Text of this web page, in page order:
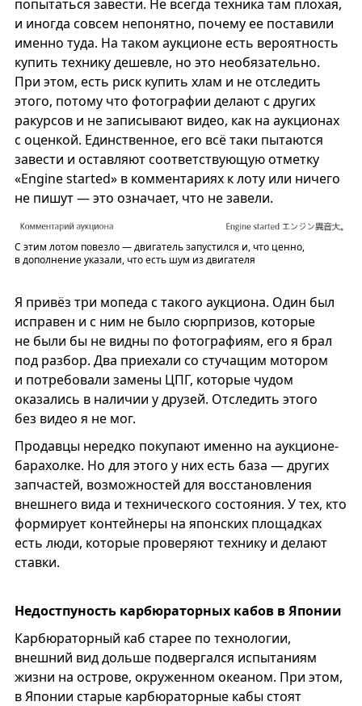
попытаться завести. Не всегда техника там плохая,
и иногда совсем непонятно, почему ее поставили
именно туда. На таком аукционе есть вероятность
купить технику дешевле, но это необязательно.
При этом, есть риск купить хлам и не отследить
этого, потому что фотографии делают с других
ракурсов и не записывают видео, как на аукционах
с оценкой. Единственное, его всё таки пытаются
завести и оставляют соответствующую отметку
«Engine started» в комментариях к лоту или ничего
не пишут — это означает, что не завели.
С этим лотом повезло — двигатель запустился и, что ценно,
в дополнение указали, что есть шум из двигателя
Я привёз три мопеда с такого аукциона. Один был
исправен и с ним не было сюрпризов, которые
не были бы не видны по фотографиям, его я брал
под разбор. Два приехали со стучащим мотором
и потребовали замены ЦПГ, которые чудом
оказались в наличии у друзей. Отследить этого
без видео я не мог.
Продавцы нередко покупают именно на аукционе-
барахолке. Но для этого у них есть база — других
запчастей, возможностей для восстановления
внешнего вида и технического состояния. У тех, кто
формирует контейнеры на японских площадках
есть люди, которые проверяют технику и делают
ставки.
Недостпуность карбюраторных кабов в Японии
Карбюраторный каб старее по технологии,
внешний вид дольше подвергался испытаниям
жизни на острове, окруженном океаном. При этом,
в Японии старые карбюраторные кабы стоят